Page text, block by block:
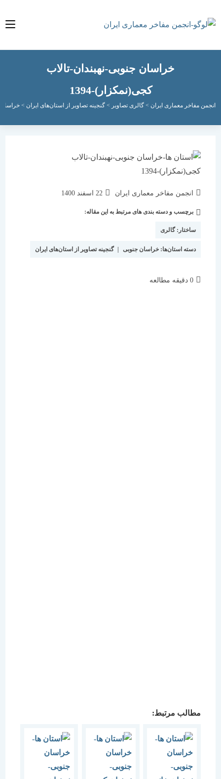
خراسان جنوبی-نهبندان-تالاب
کجی(نمکزار)-1394
مفاخر معماری ایران > گالری تصاویر>گنجینه تصاویر از استان‌های ایران> خراسان جنوبی
انجمن مفاخر معماری ایران
نوشته
شده
22 اسفند 1400
برچسب و دسته بندی های مرتبط به این مقاله:
ساختار:گالری
دسته استان‌ها:خراسان جنوبی | گنجینه تصاویر از استان‌های ایران
مطالب مرتبط: